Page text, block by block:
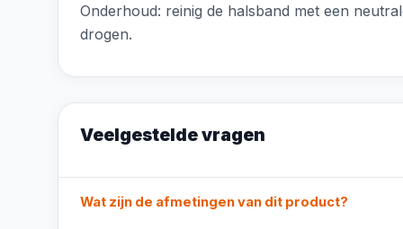
Onderhoud: reinig de halsband met een
drogen.
Veelgestelde vragen
Wat zijn de afmetingen van dit product?